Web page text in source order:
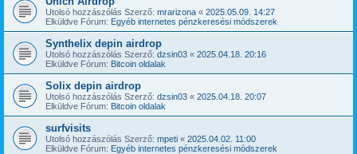
Utolsó hozzászólás Szerző: mrarizona « 2025.05.09. 14:27
Elküldve Fórum: Egyéb internetes pénzkeresési módszerek
Synthelix depin airdrop
Utolsó hozzászólás Szerző: dzsin03 « 2025.04.18. 20:16
Elküldve Fórum: Bitcoin oldalak
Solix depin airdrop
Utolsó hozzászólás Szerző: dzsin03 « 2025.04.18. 20:07
Elküldve Fórum: Bitcoin oldalak
surfvisits
Utolsó hozzászólás Szerző: mpeti « 2025.04.02. 11:00
Elküldve Fórum: Egyéb internetes pénzkeresési módszerek